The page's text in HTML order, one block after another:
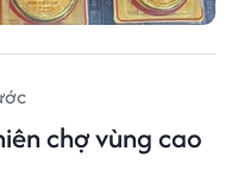
chợ vùng cao